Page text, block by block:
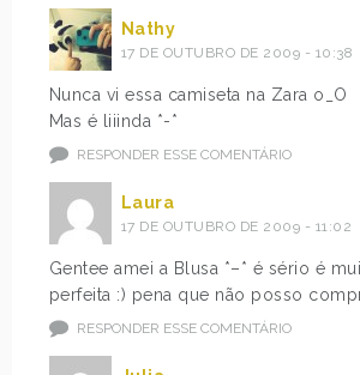
Nathy
17 DE OUTUBRO DE 2009 - 10:38
Nunca vi essa camiseta na Zara o_O
Mas é liiinda *-*
RESPONDER ESSE COMENTÁRIO
Laura
17 DE OUTUBRO DE 2009 - 11:02
Gentee amei a Blusa *–* é sério é
perfeita :) pena que não posso
RESPONDER ESSE COMENTÁRIO